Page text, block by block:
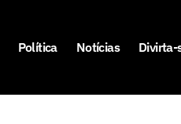
Política Notícias Divirta-